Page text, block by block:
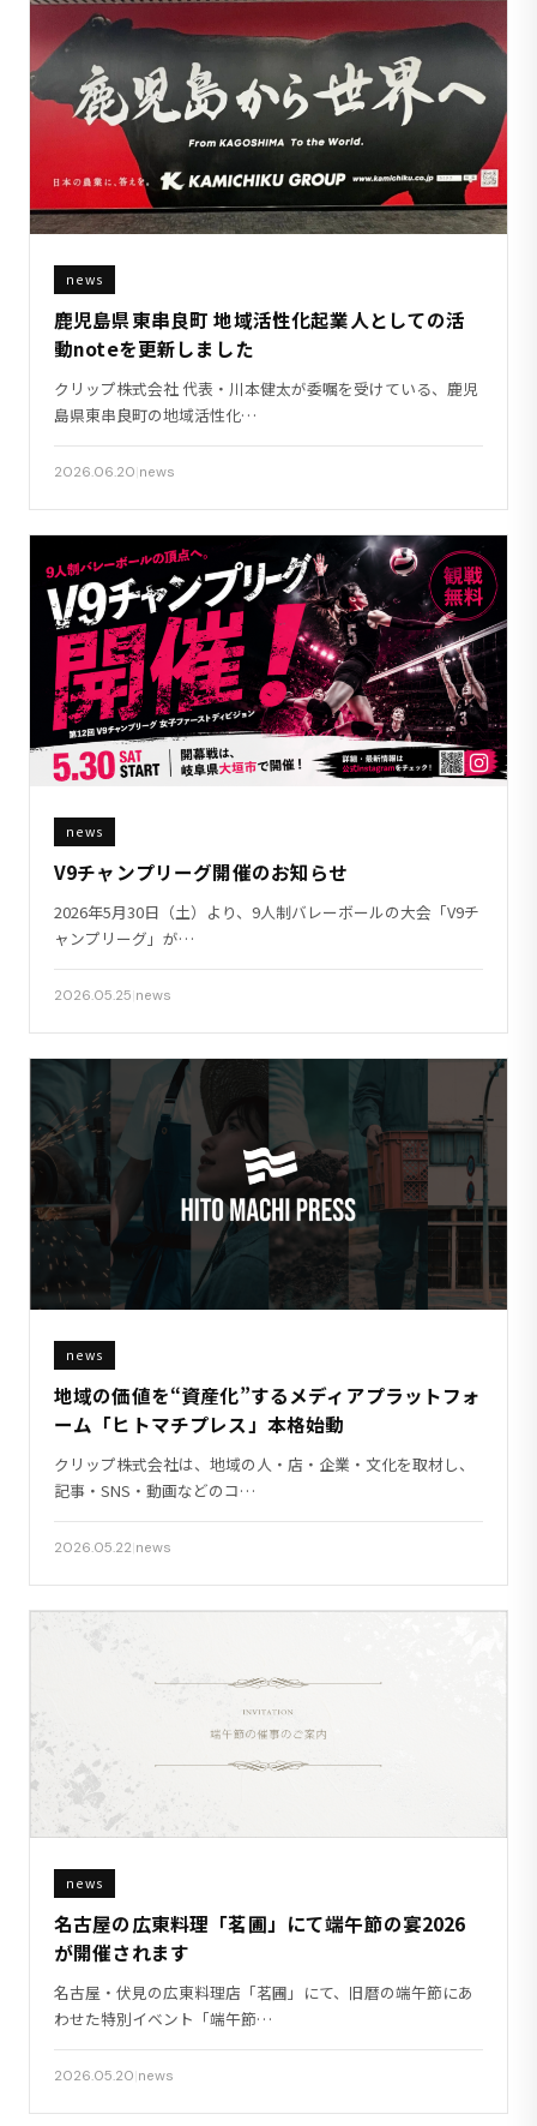
news
鹿児島県東串良町 地域活性化起業人としての活
動noteを更新しました
クリップ株式会社 代表・川本健太が委嘱を受けている、鹿児
島県東串良町の地域活性化…
2026.06.20 news
news
V9チャンプリーグ開催のお知らせ
2026年5月30日（土）より、9人制バレーボールの大会「V9チ
ャンプリーグ」が…
2026.05.25 news
news
地域の価値を“資産化”するメディアプラットフォ
ーム「ヒトマチプレス」本格始動
クリップ株式会社は、地域の人・店・企業・文化を取材し、
記事・SNS・動画などのコ…
2026.05.22 news
news
名古屋の広東料理「茗圃」にて端午節の宴2026
が開催されます
名古屋・伏見の広東料理店「茗圃」にて、旧暦の端午節にあ
わせた特別イベント「端午節…
2026.05.20 news